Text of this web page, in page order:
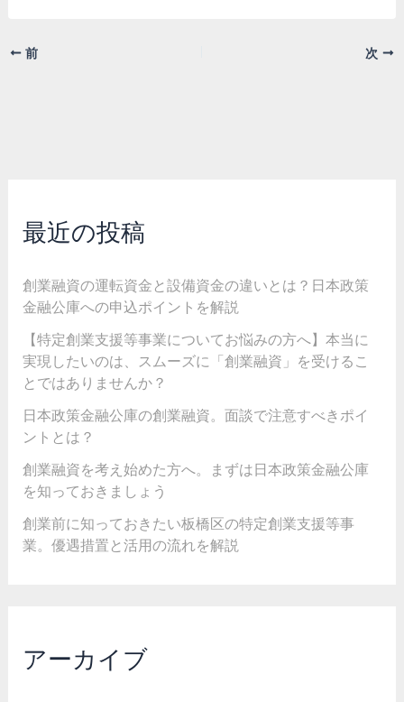
前 次
最近の投稿
創業融資の運転資金と設備資金の違いとは？日本政策
金融公庫への申込ポイントを解説
【特定創業支援等事業についてお悩みの方へ】本当に
実現したいのは、スムーズに「創業融資」を受けるこ
とではありませんか？
日本政策金融公庫の創業融資。面談で注意すべきポイ
ントとは？
創業融資を考え始めた方へ。まずは日本政策金融公庫
を知っておきましょう
創業前に知っておきたい板橋区の特定創業支援等事
業。優遇措置と活用の流れを解説
アーカイブ